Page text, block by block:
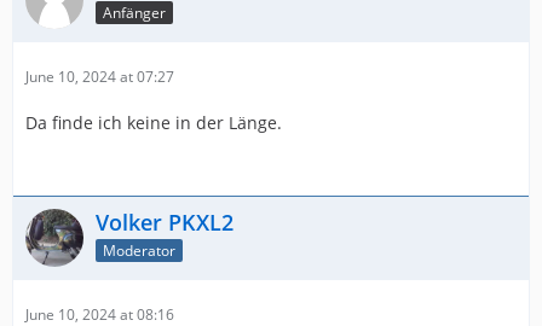
Anfänger
June 10, 2024 at 07:27
Da finde ich keine in der Länge.
Volker PKXL2
Moderator
June 10, 2024 at 08:16